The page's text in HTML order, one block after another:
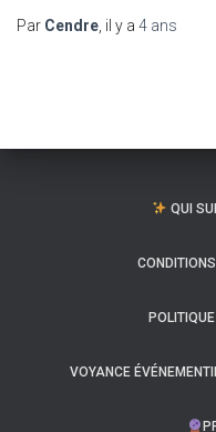
Par Cendre , il y a 4 ans
QUI
VOYANCE